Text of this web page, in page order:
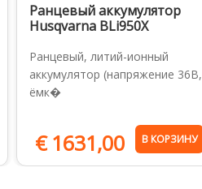
Ранцевый аккумулятор
Husqvarna BLi950X
Ранцевый, литий-ионный
аккумулятор (напряжение 36В,
ёмк�
€ 1631,00 В КОРЗИНУ